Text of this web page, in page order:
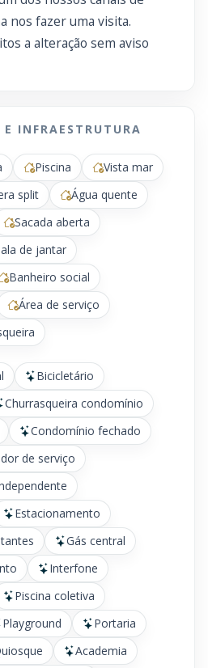
nos fazer uma visita.
a alteração sem aviso
INFRAESTRUTURA
Piscina
Vista mar
split
Água quente
Sacada aberta
de jantar
Banheiro social
Área de serviço
Bicicletário
Churrasqueira condomínio
Condomínio fechado
de serviço
Estacionamento
Gás central
Interfone
Piscina coletiva
Playground
Portaria
Academia